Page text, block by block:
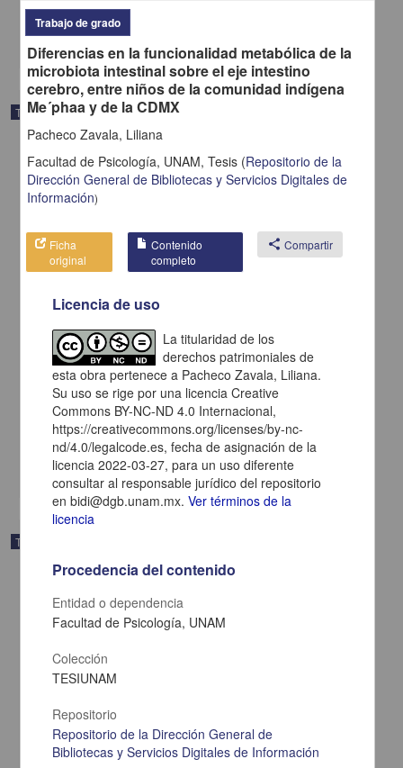
Ciencias Sociales y Económicas,Medicina y Ciencias de la Salud
Trabajo de grado
Intervención grupal cognitivo-conductual para mejorar el apoyo
social en tratamiento residencial por consumo de alcohol
Otero Toledo, Francisco Samuel
Ciencias Sociales y Económicas,Medicina y Ciencias de la Salud
Trabajo de grado
Trabajo de grado
Diferencias en la funcionalidad metabólica de la
microbiota intestinal sobre el eje intestino
cerebro, entre niños de la comunidad indígena
Me´phaa y de la CDMX
Pacheco Zavala, Liliana
Facultad de Psicología, UNAM, Tesis (Repositorio de la
Dirección General de Bibliotecas y Servicios Digitales de
Información)
Ficha
original
Contenido
completo
share Compartir
Licencia de uso
La titularidad de los
derechos patrimoniales de
esta obra pertenece a Pacheco Zavala, Liliana.
Su uso se rige por una licencia Creative
Commons BY-NC-ND 4.0 Internacional,
https://creativecommons.org/licenses/by-nc-
nd/4.0/legalcode.es, fecha de asignación de la
licencia 2022-03-27, para un uso diferente
consultar al responsable jurídico del repositorio
en bidi@dgb.unam.mx.Ver términos de la
licencia
Procedencia del contenido
Entidad o dependencia
Facultad de Psicología, UNAM
Colección
TESIUNAM
Repositorio
Repositorio de la Dirección General de
Bibliotecas y Servicios Digitales de Información